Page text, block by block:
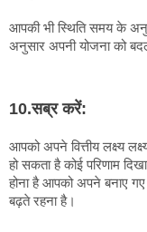
आपकी भी स्थिति समय के
अनुसार अपनी योजना को
10.सब्र करें:
आपको अपने वित्तीय लक्ष्य
हो सकता है कोई परिणाम
होना है आपको अपने बनाए
बढ़ते रहना है।